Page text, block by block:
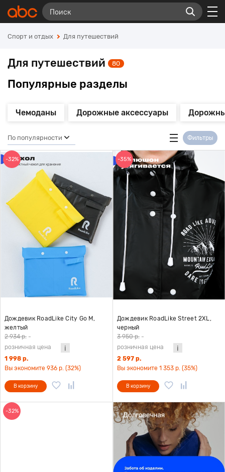
Спорт и отдых Для путешествий
Для путешествий 80
Популярные разделы
Чемоданы Дорожные аксессуары
По популярности Фильтры
-32%
Дождевик RoadLike City Go M,
желтый
2 934 р. -
розничная цена
1 998 р.
Вы экономите 936 р. (32%)
В корзину
-35%
Дождевик RoadLike Street 2XL,
черный
3 950 р. -
розничная цена
2 597 р.
Вы экономите 1 353 р. (35%)
В корзину
-32%